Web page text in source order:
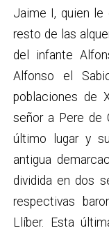
Jaime I, quien le
resto de las
del infante
Alfonso el
poblaciones de
señor a Pere de
último lugar y
antigua
dividida en dos
respectivas
Llíber. Esta